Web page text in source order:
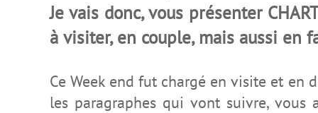
Je vais donc, vous présenter
à visiter, en couple, mais aussi en
Ce Week endfut chargé en visite et en
les paragraphes qui vont suivre, vous